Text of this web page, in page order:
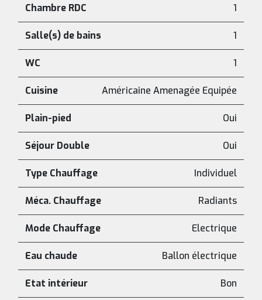
Chambre RDC 1
Salle(s) de bains 1
WC 1
Cuisine Américaine Amenagée Equipée
Plain-pied Oui
Séjour Double Oui
Type Chauffage Individuel
Méca. Chauffage Radiants
Mode Chauffage Electrique
Eau chaude Ballon électrique
Etat intérieur Bon